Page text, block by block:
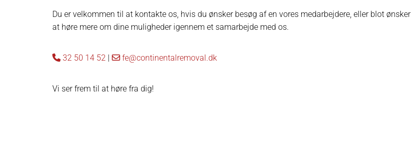
Du er velkommen til at kontakte os, hvis du ønsker besøg af en vores medarbejdere, eller blot ønsker
at høre mere om dine muligheder igennem et samarbejde med os.
 32 50 14 52  fe@continentalremoval.dk
Vi ser frem til at høre fra dig!